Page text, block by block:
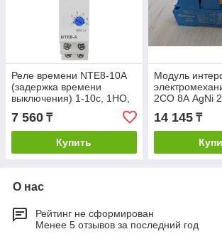
Реле времени NTE8-10А
(задержка времени
выключения) 1-10с, 1НО,
AC230В
7 560 ₸
Купить
Модуль
2CO 8А AgNi
IP20 винт.
пластик.
варистор
14 145₸
О нас
Рейтинг не сформирован
Менее 5 отзывов за последний год